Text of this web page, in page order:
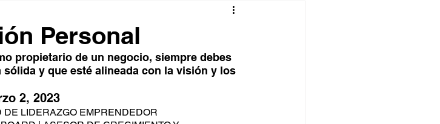
Personal
propietario de un negocio, siempre debes
y que esté alineada con la visión y los
2, 2023
LIDERAZGO EMPRENDEDOR